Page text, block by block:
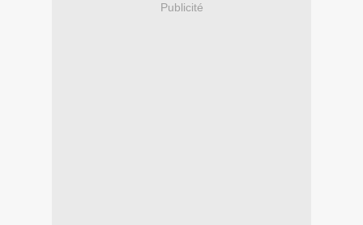
Publicité